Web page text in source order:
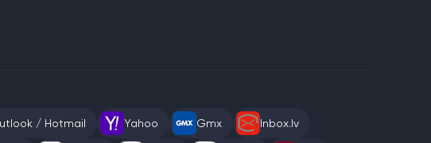
/ Hotmail Yahoo Gmx Inbox.lv